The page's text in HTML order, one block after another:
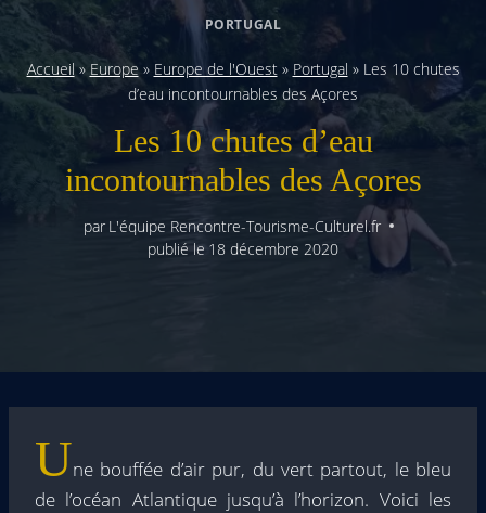
PORTUGAL
Accueil» Europe» Europe de l'Ouest» Portugal » Les 10 chutes
d’eau incontournables des Açores
Les 10 chutes d’eau
incontournables des Açores
par L'équipe Rencontre-Tourisme-Culturel.fr
publié le 18 décembre 2020
Une bouffée d’air pur, du vert partout, le bleu
de l’océan Atlantique jusqu’à l’horizon. Voici les